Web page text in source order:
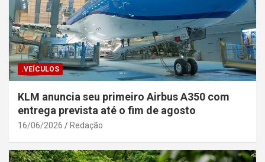
.VEÍCULOS
KLM anuncia seu primeiro Airbus A350 com
entrega prevista até o fim de agosto
16/06/2026 Redação